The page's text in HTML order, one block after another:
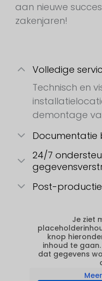
aan nieuwe
zakenjaren!
Volledige
Technisch en
demontage
24/7
Post-productie
Je ziet
knop
inhoud te
dat gegevens